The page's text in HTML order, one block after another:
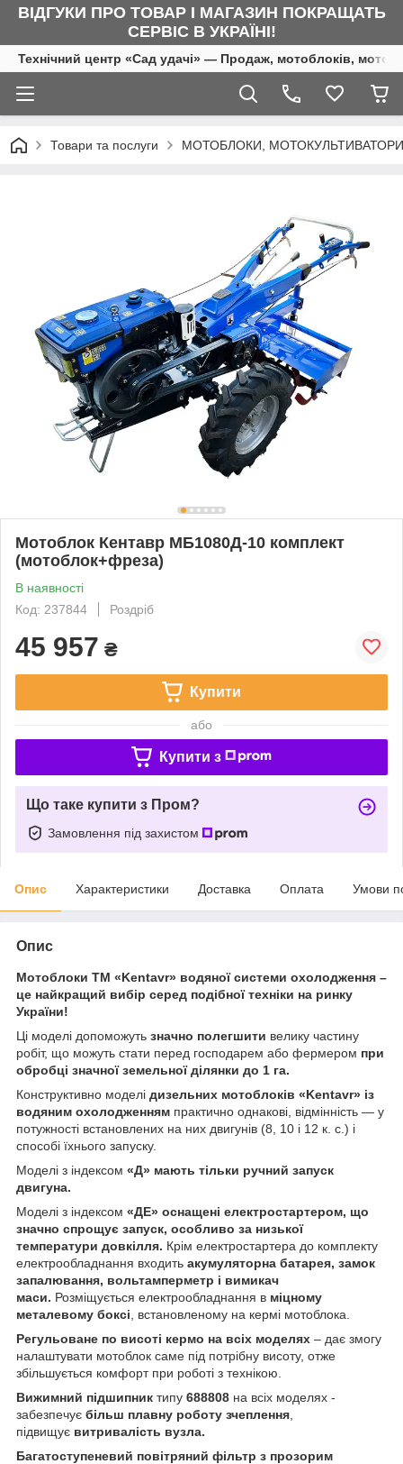
ВІДГУКИ ПРО ТОВАР І МАГАЗИН ПОКРАЩАТЬ
СЕРВІС В УКРАЇНІ!
Технічний центр «Сад удачі» — Продаж, мотоблоків,
Товари та послуги МОТОБЛОКИ,
Мотоблок Кентавр МБ1080Д-10 комплект
(мотоблок+фреза)
В наявності
Код: 237844
Роздріб
45 957 ₴
Купити
або
Купити з
Що таке купити з Пром?
Замовлення під захистом
Опис Характеристики Доставка Оплата Умови
Опис
Мотоблоки ТМ «Kentavr» водяної системи охолодження –
це найкращий вибір серед подібної техніки на ринку
України!
Ці моделі допоможуть значно полегшити велику частину
робіт, що можуть стати перед господарем або фермером при
обробці значної земельної ділянки до 1 га.
Конструктивно моделі дизельних мотоблоків «Kentavr» із
водяним охолодженням практично однакові, відмінність — у
потужності встановлених на них двигунів (8, 10 і 12 к. с.) і
способі їхнього запуску.
Моделі з індексом «Д» мають тільки ручний запуск
двигуна.
Моделі з індексом «ДЕ» оснащені електростартером, що
значно спрощує запуск, особливо за низької
температури довкілля. Крім електростартера до комплекту
електрообладнання входить акумуляторна батарея, замок
запалювання, вольтамперметр і вимикач
маси. Розміщується електрообладнання в міцному
металевому боксі , встановленому на кермі мотоблока.
Регульоване по висоті кермо на всіх моделях – дає змогу
налаштувати мотоблок саме під потрібну висоту, отже
збільшується комфорт при роботі з технікою.
Вижимний підшипник типу 688808 на всіх моделях -
забезпечує більш плавну роботу зчеплення
підвищує витривалість вузла.
Багатоступеневий повітряний фільтр з прозорим